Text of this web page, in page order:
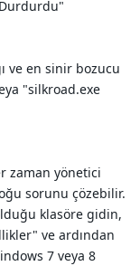
ve en sinir bozucu
"silkroad.exe
zaman yönetici
sorunu çözebilir.
klasöre gidin,
ve ardından
7 veya 8